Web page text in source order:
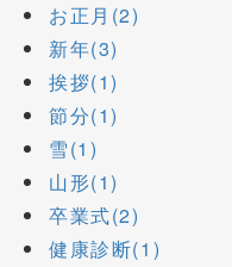
お正月(2)
新年(3)
挨拶(1)
節分(1)
雪(1)
山形(1)
卒業式(2)
健康診断(1)